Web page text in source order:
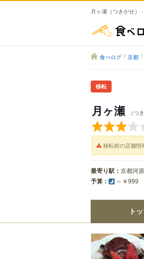
月ヶ瀬（つきがせ）
食べログ 京都
移転
月ヶ瀬 （つ
移転前の店舗情
最寄り駅： 京都河
予算： ～￥999
ト